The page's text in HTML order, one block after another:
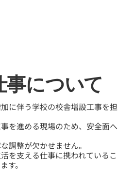
事について
に伴う学校の校舎増設工事を担
を進める現場のため、安全面へ
調整が欠かせません。
を支える仕事に携われているこ
す。